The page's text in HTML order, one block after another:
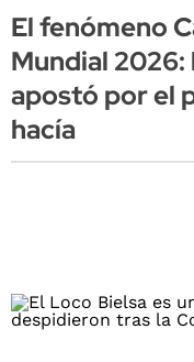
El fenómeno
Mundial
apostó por el
hacía